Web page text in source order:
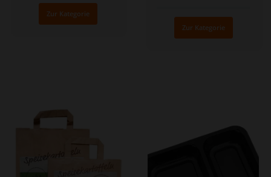
Zur Kategorie
Zur Kategorie